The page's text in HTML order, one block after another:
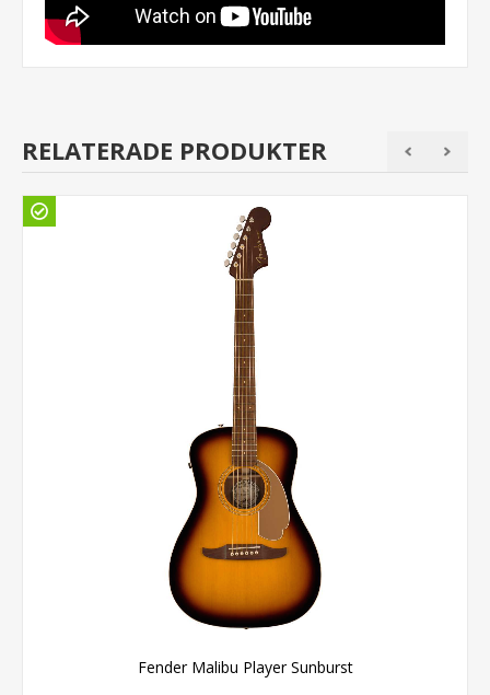
RELATERADE PRODUKTER
Fender Malibu Player Sunburst